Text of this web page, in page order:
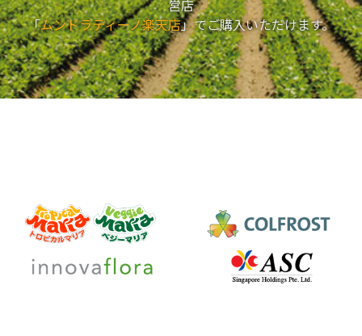
営店
「ムンドラティーノ楽天店」でご購入いただけます。